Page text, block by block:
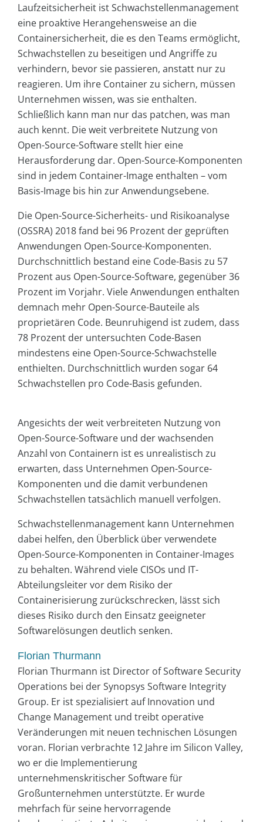
Laufzeitsicherheit ist Schwachstellenmanagement
eine proaktive Herangehensweise an die
Containersicherheit, die es den Teams ermöglicht,
Schwachstellen zu beseitigen und Angriffe zu
verhindern, bevor sie passieren, anstatt nur zu
reagieren. Um ihre Container zu sichern, müssen
Unternehmen wissen, was sie enthalten.
Schließlich kann man nur das patchen, was man
auch kennt. Die weit verbreitete Nutzung von
Open-Source-Software stellt hier eine
Herausforderung dar. Open-Source-Komponenten
sind in jedem Container-Image enthalten – vom
Basis-Image bis hin zur Anwendungsebene.
Die Open-Source-Sicherheits- und Risikoanalyse
(OSSRA) 2018 fand bei 96 Prozent der geprüften
Anwendungen Open-Source-Komponenten.
Durchschnittlich bestand eine Code-Basis zu 57
Prozent aus Open-Source-Software, gegenüber 36
Prozent im Vorjahr. Viele Anwendungen enthalten
demnach mehr Open-Source-Bauteile als
proprietären Code. Beunruhigend ist zudem, dass
78 Prozent der untersuchten Code-Basen
mindestens eine Open-Source-Schwachstelle
enthielten. Durchschnittlich wurden sogar 64
Schwachstellen pro Code-Basis gefunden.
Angesichts der weit verbreiteten Nutzung von
Open-Source-Software und der wachsenden
Anzahl von Containern ist es unrealistisch zu
erwarten, dass Unternehmen Open-Source-
Komponenten und die damit verbundenen
Schwachstellen tatsächlich manuell verfolgen.
Schwachstellenmanagement kann Unternehmen
dabei helfen, den Überblick über verwendete
Open-Source-Komponenten in Container-Images
zu behalten. Während viele CISOs und IT-
Abteilungsleiter vor dem Risiko der
Containerisierung zurückschrecken, lässt sich
dieses Risiko durch den Einsatz geeigneter
Softwarelösungen deutlich senken.
Florian Thurmann
Florian Thurmann ist Director of Software Security
Operations bei der Synopsys Software Integrity
Group. Er ist spezialisiert auf Innovation und
Change Management und treibt operative
Veränderungen mit neuen technischen Lösungen
voran. Florian verbrachte 12 Jahre im Silicon Valley,
wo er die Implementierung
unternehmenskritischer Software für
Großunternehmen unterstützte. Er wurde
mehrfach für seine hervorragende